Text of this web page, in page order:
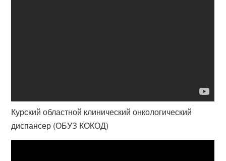
Курский областной клинический онкологический
диспансер (ОБУЗ КОКОД)